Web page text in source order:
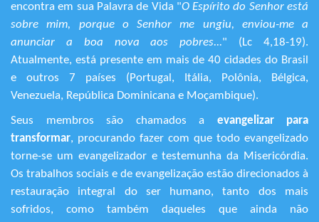
encontra em sua Palavra de Vida "O Espírito do Senhor está
sobre mim, porque o Senhor me ungiu, enviou-me a
anunciar a boa nova aos pobres..." (Lc 4,18-19).
Atualmente, está presente em mais de 40 cidades do Brasil
e outros 7 países (Portugal, Itália, Polônia, Bélgica,
Venezuela, República Dominicana e Moçambique).
Seus membros são chamados a evangelizar para
transformar, procurando fazer com que todo evangelizado
torne-se um evangelizador e testemunha da Misericórdia.
Os trabalhos sociais e de evangelização estão direcionados à
restauração integral do ser humano, tanto dos mais
sofridos, como também daqueles que ainda não